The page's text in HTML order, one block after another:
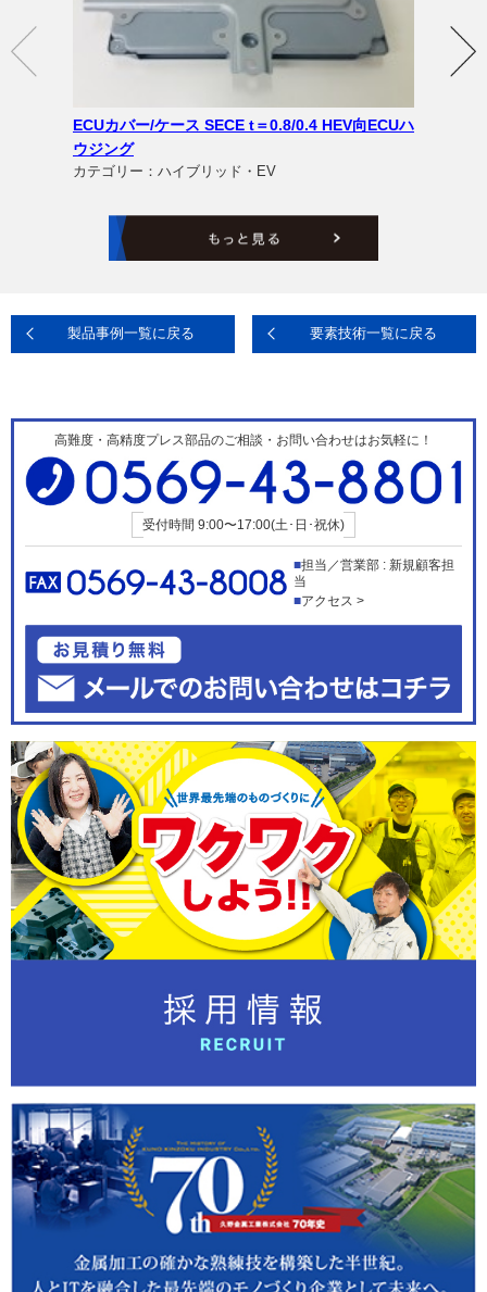
ECUカバー/ケース SECE t＝0.8/0.4 HEV向ECUハ
ウジング
カテゴリー：ハイブリッド・EV
製品事例一覧に戻る 要素技術一覧に戻る
高難度・高精度プレス部品のご相談・お問い合わせはお気軽に！
受付時間 9:00〜17:00(土･日･祝休)
担当／営業部 : 新規顧客担
当
アクセス >